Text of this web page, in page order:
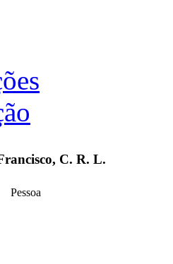
C. R. L.
Pessoa